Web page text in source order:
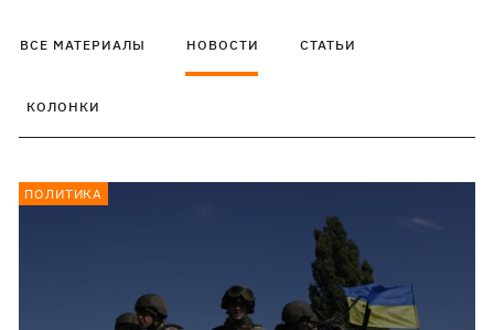
ВСЕ МАТЕРИАЛЫ НОВОСТИ СТАТЬИ
КОЛОНКИ
ПОЛИТИКА